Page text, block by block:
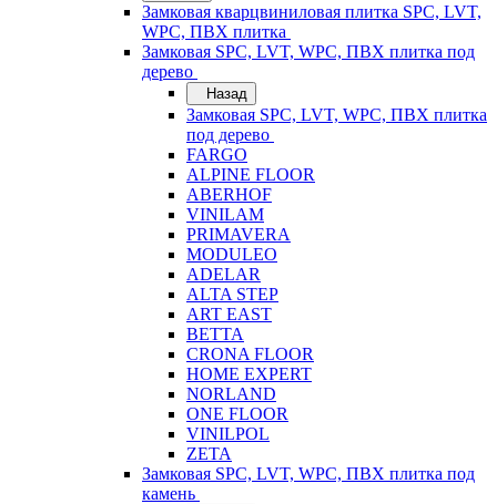
Замковая кварцвиниловая плитка SPC, LVT,
WPC, ПВХ плитка
Замковая SPC, LVT, WPC, ПВХ плитка под
дерево
Назад
Замковая SPC, LVT, WPC, ПВХ плитка
под дерево
FARGO
ALPINE FLOOR
ABERHOF
VINILAM
PRIMAVERA
MODULEO
ADELAR
ALTA STEP
ART EAST
BETTA
CRONA FLOOR
HOME EXPERT
NORLAND
ONE FLOOR
VINILPOL
ZETA
Замковая SPC, LVT, WPC, ПВХ плитка под
камень